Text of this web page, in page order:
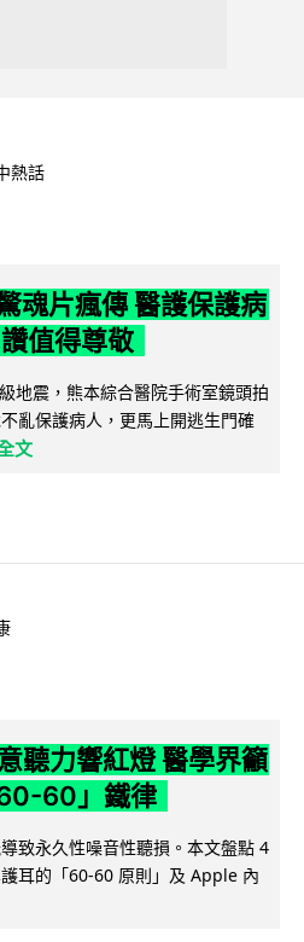
熱話
魂片瘋傳 醫護保護病
值得尊敬
地震，熊本綜合醫院手術室鏡頭拍
亂保護病人，更馬上開逃生門確
文
聽力響紅燈 醫學界籲
60」鐵律
致永久性噪音性聽損。本文盤點 4
耳的「60-60 原則」及 Apple 內